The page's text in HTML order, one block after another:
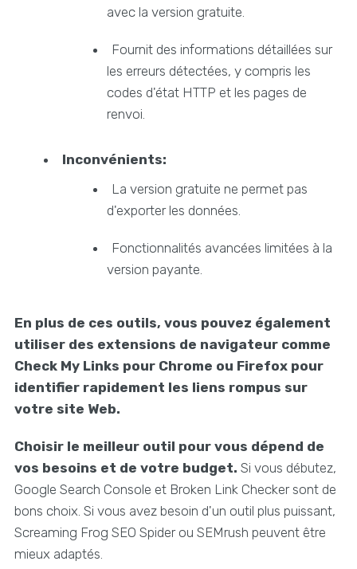
avec la version gratuite.
Fournit des informations détaillées sur
les erreurs détectées, y compris les
codes d'état HTTP et les pages de
renvoi.
Inconvénients:
La version gratuite ne permet pas
d'exporter les données.
Fonctionnalités avancées limitées à la
version payante.
En plus de ces outils, vous pouvez également
utiliser des extensions de navigateur comme
Check My Links pour Chrome ou Firefox pour
identifier rapidement les liens rompus sur
votre site Web.
Choisir le meilleur outil pour vous dépend de
vos besoins et de votre budget. Si vous débutez,
Google Search Console et Broken Link Checker sont de
bons choix. Si vous avez besoin d'un outil plus puissant,
Screaming Frog SEO Spider ou SEMrush peuvent être
mieux adaptés.